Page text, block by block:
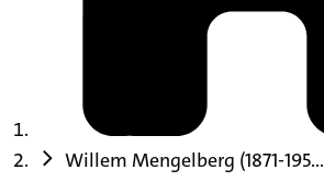
Willem Mengelberg (1871-195...